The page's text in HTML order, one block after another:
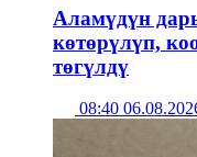
Аламүдүн
көтөрүлүп,
төгүлдү
08:40